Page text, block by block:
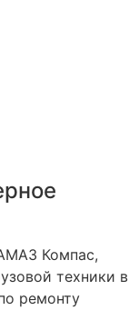
Компас,
техники в
ремонту